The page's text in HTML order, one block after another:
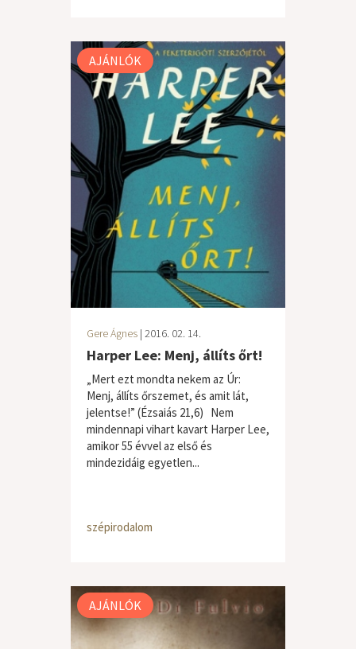
AJÁNLÓK
Gere Ágnes | 2016. 02. 14.
Harper Lee: Menj, állíts őrt!
„Mert ezt mondta nekem az Úr:
Menj, állíts őrszemet, és amit lát,
jelentse!” (Ézsaiás 21,6) Nem
mindennapi vihart kavart Harper Lee,
amikor 55 évvel az első és
mindezidáig egyetlen...
szépirodalom
AJÁNLÓK